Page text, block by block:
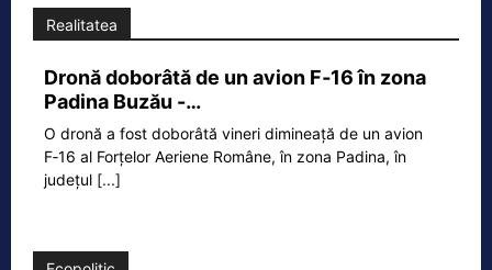
Realitatea
Dronă doborâtă de un avion F‑16 în zona
Padina Buzău -…
O dronă a fost doborâtă vineri dimineață de un avion
F‑16 al Forțelor Aeriene Române, în zona Padina, în
județul [...]